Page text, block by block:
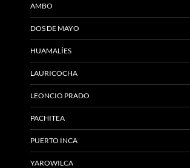
AMBO
DOS DE MAYO
HUAMALÍES
LAURICOCHA
LEONCIO PRADO
PACHITEA
PUERTO INCA
YAROWILCA